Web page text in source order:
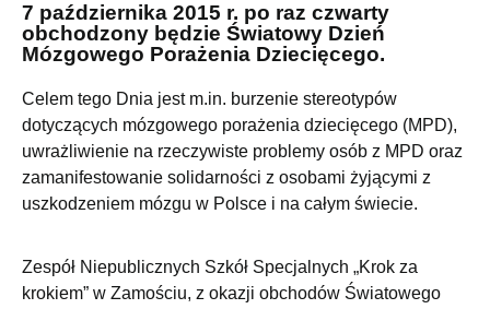
7 października 2015 r. po raz czwarty
obchodzony będzie Światowy Dzień
Mózgowego Porażenia Dziecięcego.
Celem tego Dnia jest m.in. burzenie stereotypów
dotyczących mózgowego porażenia dziecięcego (MPD),
uwrażliwienie na rzeczywiste problemy osób z MPD oraz
zamanifestowanie solidarności z osobami żyjącymi z
uszkodzeniem mózgu w Polsce i na całym świecie.
Zespół Niepublicznych Szkół Specjalnych „Krok za
krokiem” w Zamościu, z okazji obchodów Światowego